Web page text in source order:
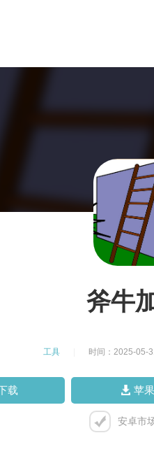
斧牛
工具 时间：2025-05-
载 苹
安卓市